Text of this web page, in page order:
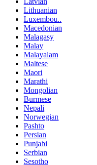
Lithuanian
Luxembou..
Macedonian
Malagasy
Malay
Malayalam
Maltese
Maori
Marathi
Mongolian
Burmese
Nepali
Norwegian
Pashto
Persian
Punjabi
Serbian
Sesotho